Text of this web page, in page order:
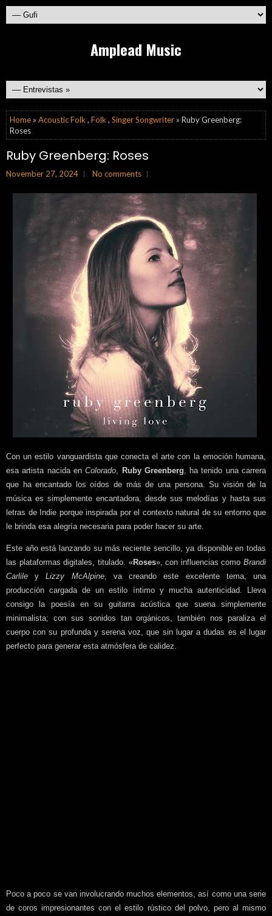
Amplead Music
Home » Acoustic Folk , Folk , Singer Songwriter » Ruby Greenberg:
Roses
Ruby Greenberg: Roses
November 27, 2024 No comments
Con un estilo vanguardista que conecta el arte con la emoción humana,
esa artista nacida enColorado, Ruby Greenberg, ha tenido una carrera
que ha encantado los oídos de más de una persona. Su visión de la
música es simplemente encantadora, desde sus melodías y hasta sus
letras de Indie porque inspirada por el contexto natural de su entorno que
le brinda esa alegría necesaria para poder hacer su arte.
Este año está lanzando su más reciente sencillo, ya disponible en todas
las plataformas digitales, titulado. «Roses», con influencias como Brandi
Carlile yLizzy McAlpine, va creando este excelente tema, una
producción cargada de un estilo íntimo y mucha autenticidad. Lleva
consigo la poesía en su guitarra acústica que suena simplemente
minimalista; con sus sonidos tan orgánicos, también nos paraliza el
cuerpo con su profunda y serena voz, que sin lugar a dudas es el lugar
perfecto para generar esta atmósfera de calidez.
Poco a poco se van involucrando muchos elementos, así como una serie
de coros impresionantes con el estilo rústico del polvo, pero al mismo